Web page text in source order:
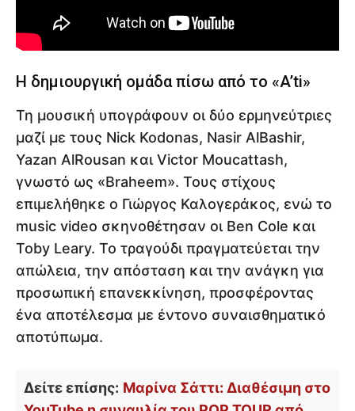
Η δημιουργική ομάδα πίσω από το «A’ti»
Τη μουσική υπογράφουν οι δύο ερμηνεύτριες
μαζί με τους Nick Kodonas, Nasir AlBashir,
Yazan AlRousan και Victor Moucattash,
γνωστό ως «Braheem». Τους στίχους
επιμελήθηκε ο Γιώργος Καλογεράκος, ενώ το
music video σκηνοθέτησαν οι Ben Cole και
Toby Leary. Το τραγούδι πραγματεύεται την
απώλεια, την απόσταση και την ανάγκη για
προσωπική επανεκκίνηση, προσφέροντας
ένα αποτέλεσμα με έντονο συναισθηματικό
αποτύπωμα.
Δείτε επίσης: Μαρίνα Σάττι: Διαθέσιμη στο